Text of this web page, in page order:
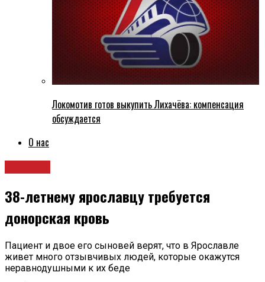
Локомотив готов выкупить Лихачёва: компенсация
обсуждается
О нас
38-летнему ярославцу требуется
донорская кровь
Пациент и двое его сыновей верят, что в Ярославле
живет много отзывчивых людей, которые окажутся
неравнодушными к их беде